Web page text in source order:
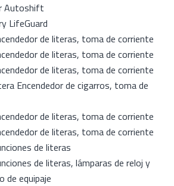
Autoshift
LifeGuard
de literas, toma de corriente
de literas, toma de corriente
de literas, toma de corriente
Encendedor de cigarros, toma de
de literas, toma de corriente
de literas, toma de corriente
de literas
de literas, lámparas de reloj y
de equipaje